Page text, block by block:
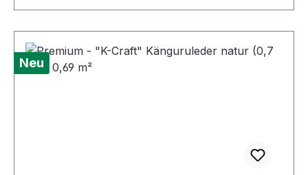
erhalten Sie ein 0,66 m² großes Leder. Das
Neu